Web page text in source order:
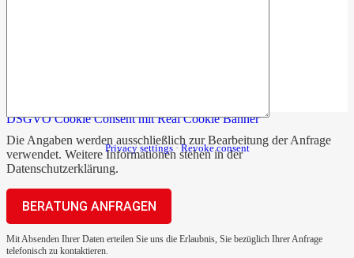
Die Angaben werden ausschließlich zur Bearbeitung der Anfrage
verwendet. Weitere Informationen stehen in der
Datenschutzerklärung.
Mit Absenden Ihrer Daten erteilen Sie uns die Erlaubnis, Sie bezüglich Ihrer Anfrage
telefonisch zu kontaktieren.
DSGVO Cookie Consent mit Real Cookie Banner
Privacy settings ·Revoke consent